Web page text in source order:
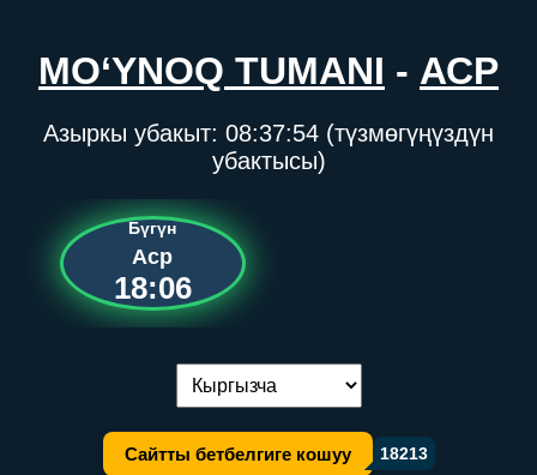
MO‘YNOQ TUMANI - АСР
Азыркы убакыт: 08:37:54 (түзмөгүңүздүн
убактысы)
Бүгүн
Аср
18:06
Тилди алмаштыруу:
Сайтты бетбелгиге кошуу 18213